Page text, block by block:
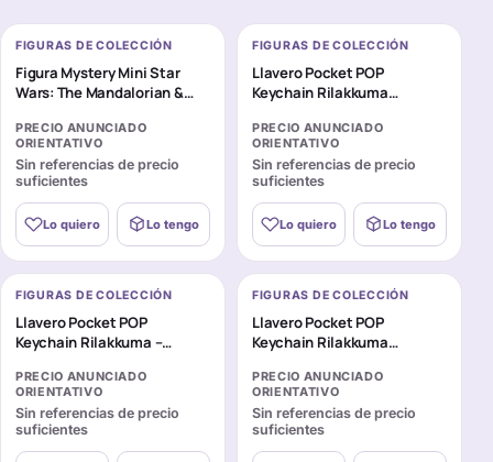
FIGURAS DE COLECCIÓN
Figura Mystery Mini Star
Wars: The Mandalorian &
PRECIO ANUNCIADO
ORIENTATIVO
Sin referencias de precio
suficientes
Lo quiero Lo tengo
FIGURAS DE COLECCIÓN
Llavero Pocket POP
Keychain Rilakkuma
PRECIO ANUNCIADO
ORIENTATIVO
Sin referencias de precio
suficientes
Lo quiero Lo tengo
FIGURAS DE COLECCIÓN
Llavero Pocket POP
Keychain Rilakkuma –
PRECIO ANUNCIADO
ORIENTATIVO
Sin referencias de precio
suficientes
FIGURAS DE COLECCIÓN
Llavero Pocket POP
Keychain Rilakkuma
PRECIO ANUNCIADO
ORIENTATIVO
Sin referencias de precio
suficientes